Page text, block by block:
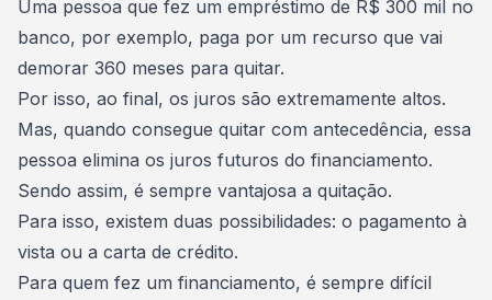
Uma pessoa que fez um empréstimo de R$ 300 mil no
banco, por exemplo, paga por um recurso que vai
demorar 360 meses para quitar.
Por isso, ao final, os juros são extremamente altos.
Mas, quando consegue quitar com antecedência, essa
pessoa elimina os juros futuros do financiamento.
Sendo assim, é sempre vantajosa a quitação.
Para isso, existem duas possibilidades: o pagamento à
vista ou a carta de crédito.
Para quem fez um financiamento, é sempre difícil